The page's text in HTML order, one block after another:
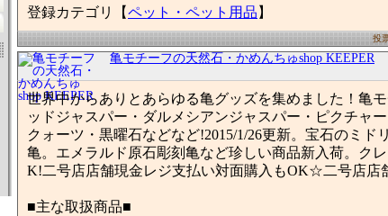
登録カテゴリ【ペット・ペット用品 】
投
亀モチーフの天然石・かめんちゅshop KEEPER
世界中からありとあらゆる亀グッズを集めました！亀
ッドジャスパー・ダルメシアンジャスパー・ピクチャ
クォーツ・黒曜石などなど!2015/1/26更新。宝石のミド
亀。エメラルド原石彫刻亀など珍しい商品新入荷。ク
K!二号店店舗現金レジ支払い対面購入もOK☆二号店店
■主な取扱商品■